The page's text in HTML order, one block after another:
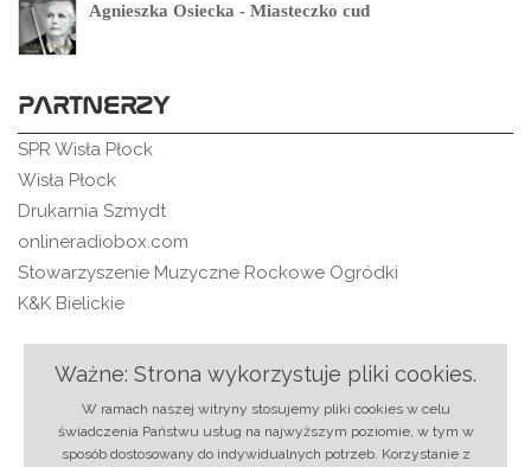
Agnieszka Osiecka - Miasteczko cud
PARTNERZY
SPR Wisła Płock
Wisła Płock
Drukarnia Szmydt
onlineradiobox.com
Stowarzyszenie Muzyczne Rockowe Ogródki
K&K Bielickie
Ważne: Strona wykorzystuje pliki cookies.
W ramach naszej witryny stosujemy pliki cookies w celu
świadczenia Państwu usług na najwyższym poziomie, w tym w
sposób dostosowany do indywidualnych potrzeb. Korzystanie z
O nas|Regulamin|Ochrona danych|Reklama
RSS |Kontakt
© 2018 rmixx.pl | Projekt i realizacja:Strony